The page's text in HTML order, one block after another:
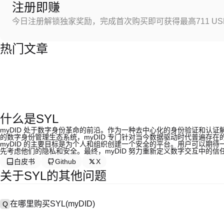
注册即赚
今日注册解锁独家奖励，完成首次购买即可获得最高711
热门文章
什么是SYL
myDID 处于数字身份革命的前沿。作为一种去中心化的身份验证和认
的数字身份管理生态系统，myDID 专门针对当今数据驱动时代普遍存
myDID 的主要目标是为个人和组织创建一个安全的平台。用户可以期
先考虑他们的隐私和安全。最终，myDID 努力重新定义数字交互中的信
白皮书
Github X
关于SYL的其他问题
Q 在哪里购买SYL(myDID)